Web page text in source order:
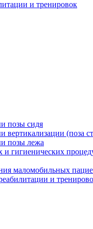
и тренировок
позы сидя
вертикализации (поза
позы лежа
гигиенических
маломобильных
и